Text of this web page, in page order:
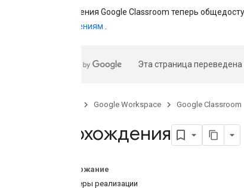
Дополнения Google Classroom теперь
дополнениям
Эта страница
Google Workspace Google Classroom
Прохождения
Содержание
Примеры реализации